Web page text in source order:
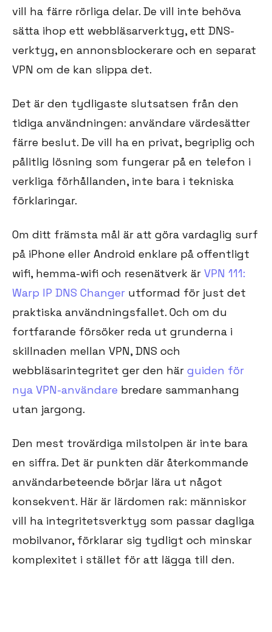
vill ha färre rörliga delar. De vill inte behöva
sätta ihop ett webbläsarverktyg, ett DNS-
verktyg, en annonsblockerare och en separat
VPN om de kan slippa det.
Det är den tydligaste slutsatsen från den
tidiga användningen: användare värdesätter
färre beslut. De vill ha en privat, begriplig och
pålitlig lösning som fungerar på en telefon i
verkliga förhållanden, inte bara i tekniska
förklaringar.
Om ditt främsta mål är att göra vardaglig surf
på iPhone eller Android enklare på offentligt
wifi, hemma-wifi och resenätverk är VPN 111:
Warp IP DNS Changer utformad för just det
praktiska användningsfallet. Och om du
fortfarande försöker reda ut grunderna i
skillnaden mellan VPN, DNS och
webbläsarintegritet ger den här guiden för
nya VPN-användare bredare sammanhang
utan jargong.
Den mest trovärdiga milstolpen är inte bara
en siffra. Det är punkten där återkommande
användarbeteende börjar lära ut något
konsekvent. Här är lärdomen rak: människor
vill ha integritetsverktyg som passar dagliga
mobilvanor, förklarar sig tydligt och minskar
komplexitet i stället för att lägga till den.